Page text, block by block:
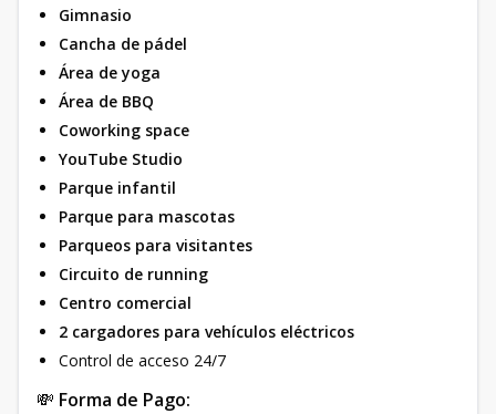
Gimnasio
Cancha de pádel
Área de yoga
Área de BBQ
Coworking space
YouTube Studio
Parque infantil
Parque para mascotas
Parqueos para visitantes
Circuito de running
Centro comercial
2 cargadores para vehículos eléctricos
Control de acceso 24/7
💸 Forma de Pago: